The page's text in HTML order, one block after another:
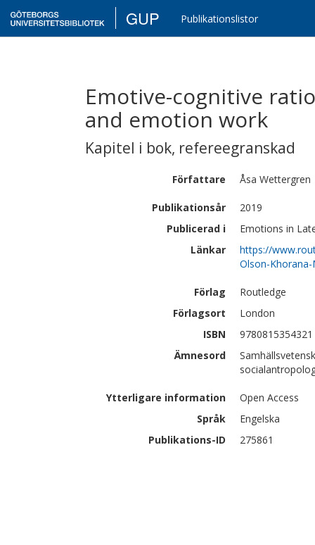
GUP Publikationslistor
Emotive-cognitive
and emotion work
Kapitel i bok, refereegranskad
Författare Åsa Wettergren
Publikationsår
2019
Publicerad i
Emotions in
Länkar
https://
Olson-
Förlag
Routledge
Förlagsort
London
ISBN
9780815354321
Ämnesord
Ytterligare information
Open Access
Språk
Engelska
Publikations-ID
275861